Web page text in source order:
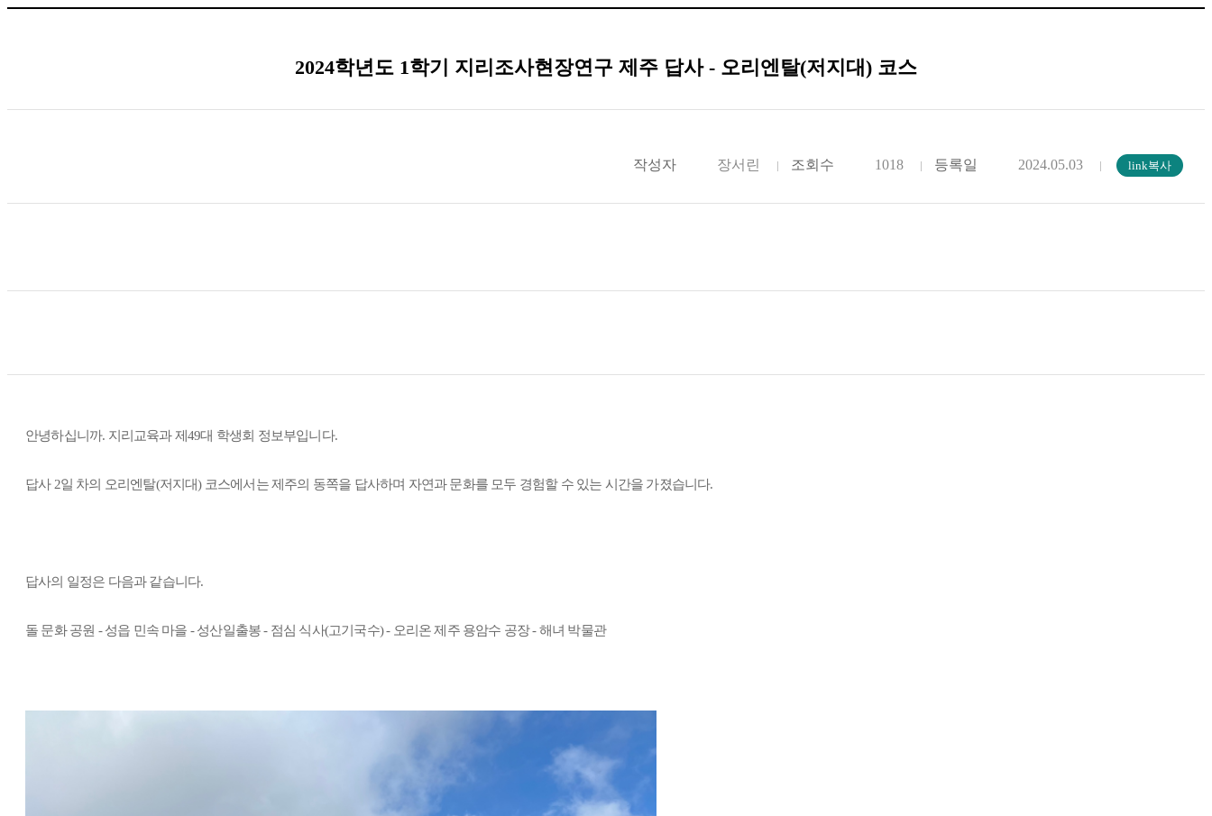
2024학년도 1학기 지리조사현장연구 제주 답사 - 오리엔탈(저지대) 코스
작성자 장서린 조회수 1018 등록일 2024.05.03
안녕하십니까. 지리교육과 제49대 학생회 정보부입니다.
답사 2일 차의 오리엔탈(저지대) 코스에서는 제주의 동쪽을 답사하며 자연과 문화를 모두 경험할 수 있는 시간을 가졌습니다.
답사의 일정은 다음과 같습니다.
돌 문화 공원 - 성읍 민속 마을 - 성산일출봉 - 점심 식사(고기국수) - 오리온 제주 용암수 공장 - 해녀 박물관